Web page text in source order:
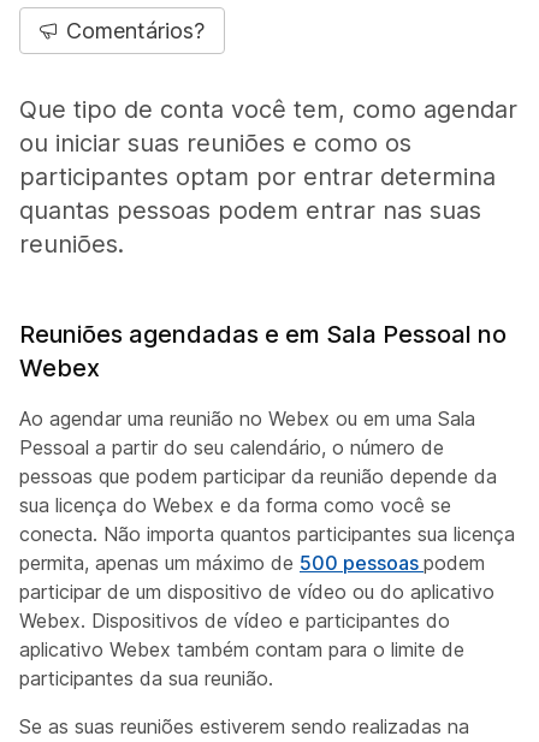
Comentários?
Que tipo de conta você tem, como agendar
ou iniciar suas reuniões e como os
participantes optam por entrar determina
quantas pessoas podem entrar nas suas
reuniões.
Reuniões agendadas e em Sala Pessoal no
Webex
Ao agendar uma reunião no Webex ou em uma Sala
Pessoal a partir do seu calendário, o número de
pessoas que podem participar da reunião depende da
sua licença do Webex e da forma como você se
conecta. Não importa quantos participantes sua licença
permita, apenas um máximo de 500 pessoas podem
participar de um dispositivo de vídeo ou do aplicativo
Webex. Dispositivos de vídeo e participantes do
aplicativo Webex também contam para o limite de
participantes da sua reunião.
Se as suas reuniões estiverem sendo realizadas na